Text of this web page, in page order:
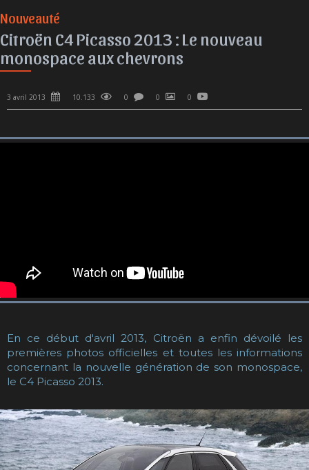
Nouveauté
Citroën C4 Picasso 2013 : Le nouveau
monospace aux chevrons
3 avril 2013 10.133 0 0 0
En ce début d'avril 2013, Citroën a enfin dévoilé les
premières photos officielles et toutes les informations
concernant la nouvelle génération de son monospace,
le C4 Picasso 2013.